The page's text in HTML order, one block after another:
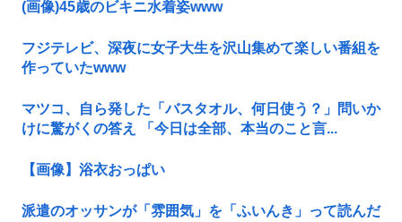
(画像)45歳のビキニ水着姿www
フジテレビ、深夜に女子大生を沢山集めて楽しい番組を
作っていたwww
マツコ、自ら発した「バスタオル、何日使う？」問いか
けに驚がくの答え 「今日は全部、本当のこと言...
【画像】浴衣おっぱい
派遣のオッサンが「雰囲気」を「ふいんき」って読んだ